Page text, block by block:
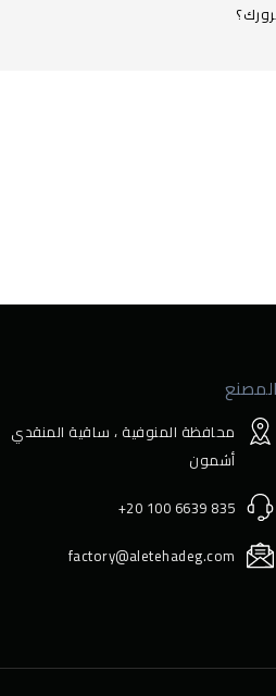
المصنع
محافظة المنوفية ، ﺳﺎﻗﯿﺔ اﻟﻤﻨﻘﺪي
أﺷﻤﻮن
+20 100 6639 835
factory@aletehadeg.com